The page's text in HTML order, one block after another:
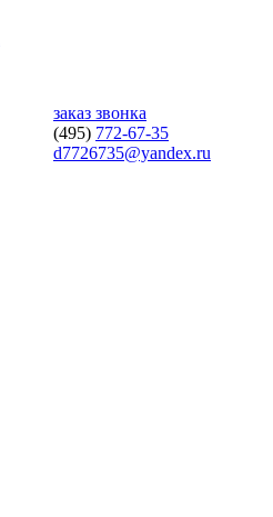
заказ звонка
(495) 772-67-35
d7726735@yandex.ru